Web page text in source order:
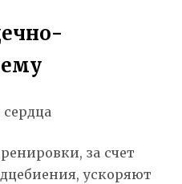
за счет
ускоряют